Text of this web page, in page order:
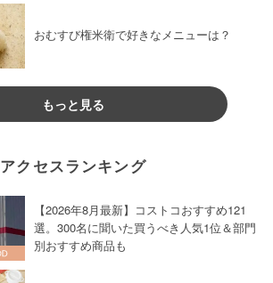
おむすび権米衛で好きなメニューは？
もっと見る
アクセスランキング
【2026年8月最新】コストコおすすめ121
選。300名に聞いた買うべき人気1位＆部門
別おすすめ商品も